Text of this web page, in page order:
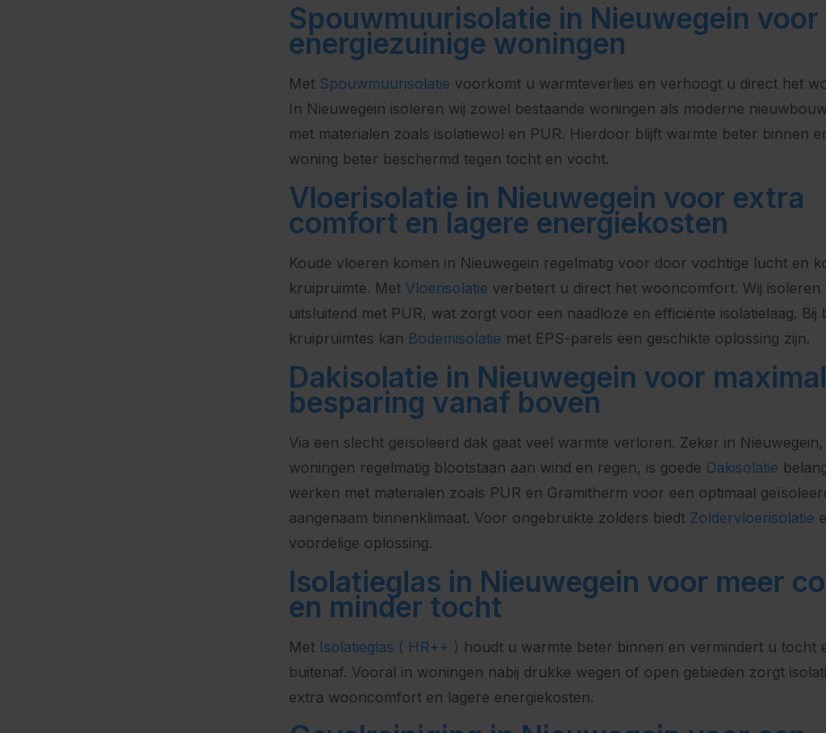
Spouwmuurisolatie in Nieuwegein voor
energiezuinige woningen
Met Spouwmuurisolatie voorkomt u warmteverlies en verhoogt u direct het
In Nieuwegein isoleren wij zowel bestaande woningen als moderne
met materialen zoals isolatiewol en PUR. Hierdoor blijft warmte beter binnen
woning beter beschermd tegen tocht en vocht.
Vloerisolatie in Nieuwegein voor extra
comfort en lagere energiekosten
Koude vloeren komen in Nieuwegein regelmatig voor door vochtige lucht en
kruipruimte. Met Vloerisolatie verbetert u direct het wooncomfort. Wij isoleren
uitsluitend met PUR, wat zorgt voor een naadloze en efficiënte isolatielaag. Bij
kruipruimtes kan Bodemisolatie met EPS-parels een geschikte oplossing zijn.
Dakisolatie in Nieuwegein voor
besparing vanaf boven
Via een slecht geïsoleerd dak gaat veel warmte verloren. Zeker in
woningen regelmatig blootstaan aan wind en regen, is goede Dakisolatie
werken met materialen zoals PUR en Gramitherm voor een optimaal
aangenaam binnenklimaat. Voor ongebruikte zolders biedt Zoldervloerisolatie
voordelige oplossing.
Isolatieglas in Nieuwegein voor meer
en minder tocht
Met Isolatieglas ( HR++ ) houdt u warmte beter binnen en vermindert u tocht
buitenaf. Vooral in woningen nabij drukke wegen of open gebieden zorgt
extra wooncomfort en lagere energiekosten.